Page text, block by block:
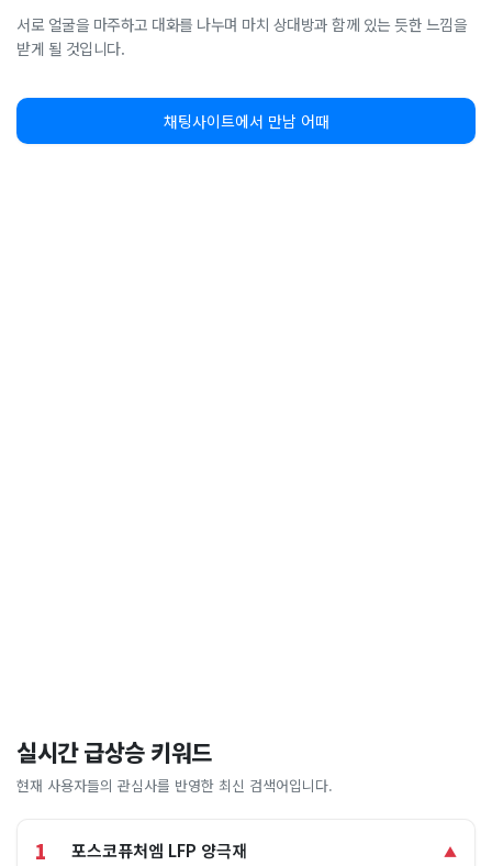
서로 얼굴을 마주하고 대화를 나누며 마치 상대방과 함께 있는 듯한 느낌을
받게 될 것입니다.
채팅사이트에서 만남 어때
실시간 급상승 키워드
현재 사용자들의 관심사를 반영한 최신 검색어입니다.
1 포스코퓨처엠 LFP 양극재 ▲